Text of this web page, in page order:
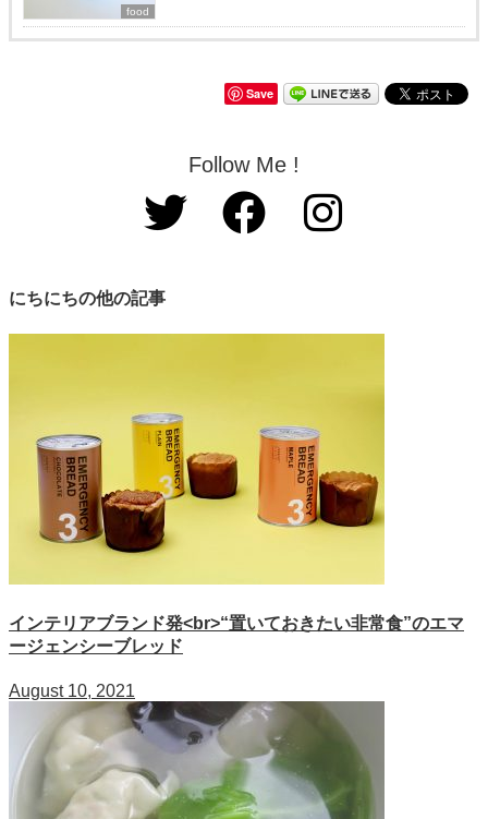
food
Save
Follow Me !
にちにちの他の記事
インテリアブランド発<br>“置いておきたい非常食”のエマ
ージェンシーブレッド
August 10, 2021